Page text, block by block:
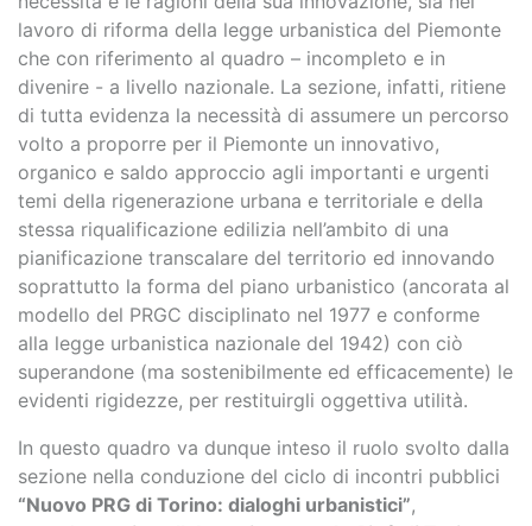
lavoro di riforma della legge urbanistica del Piemonte
che con riferimento al quadro – incompleto e in
divenire - a livello nazionale. La sezione, infatti, ritiene
di tutta evidenza la necessità di assumere un percorso
volto a proporre per il Piemonte un innovativo,
organico e saldo approccio agli importanti e urgenti
temi della rigenerazione urbana e territoriale e della
stessa riqualificazione edilizia nell’ambito di una
pianificazione transcalare del territorio ed innovando
soprattutto la forma del piano urbanistico (ancorata al
modello del PRGC disciplinato nel 1977 e conforme
alla legge urbanistica nazionale del 1942) con ciò
superandone (ma sostenibilmente ed efficacemente) le
evidenti rigidezze, per restituirgli oggettiva utilità.
In questo quadro va dunque inteso il ruolo svolto dalla
sezione nella conduzione del ciclo di incontri pubblici
“Nuovo PRG di Torino: dialoghi urbanistici”,